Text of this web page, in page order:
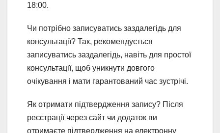
18:00.
Чи потрібно записуватись заздалегідь для
консультації? Так, рекомендується
записуватись заздалегідь, навіть для простої
консультації, щоб уникнути довгого
очікування і мати гарантований час зустрічі.
Як отримати підтвердження запису? Після
реєстрації через сайт чи додаток ви
отримаєте підтвердження на електронну